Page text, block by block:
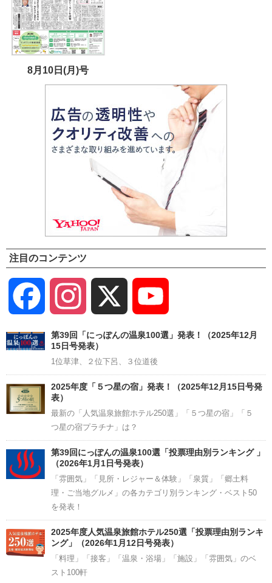
8月10日(月)号
注目のコンテンツ
Facebook Instagram
Channel
第39回「にっぽんの温泉100選」発表！（2025年12月
15日号発表）
1位草津、２位下呂、３位道後
2025年度「５つ星の宿」発表！（2025年12月15日号発
表）
最新の「人気温泉旅館ホテル250選」「５つ星の宿」「５
つ星の宿プラチナ」は？
第39回にっぽんの温泉100選「投票理由別ランキング 」
（2026年1月1日号発表）
「雰囲気」「見所・レジャー＆体験」「泉質」「郷土料
理・ご当地グルメ」の各カテゴリ別ランキング・ベスト50
を発表！
2025年度人気温泉旅館ホテル250選「投票理由別ランキ
ング」（2026年1月12日号発表）
「料理」「接客」「温泉・浴場」「施設」「雰囲気」のベ
スト100軒